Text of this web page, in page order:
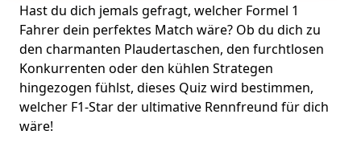
Hast du dich jemals gefragt, welcher Formel 1
Fahrer dein perfektes Match wäre? Ob du dich zu
den charmanten Plaudertaschen, den furchtlosen
Konkurrenten oder den kühlen Strategen
hingezogen fühlst, dieses Quiz wird bestimmen,
welcher F1-Star der ultimative Rennfreund für dich
wäre!